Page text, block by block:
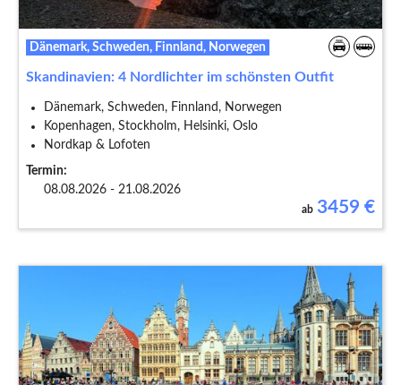
Dänemark, Schweden, Finnland, Norwegen
Skandinavien: 4 Nordlichter im schönsten Outfit
Dänemark, Schweden, Finnland, Norwegen
Kopenhagen, Stockholm, Helsinki, Oslo
Nordkap & Lofoten
Termin:
08.08.2026 - 21.08.2026
ab 3459 €